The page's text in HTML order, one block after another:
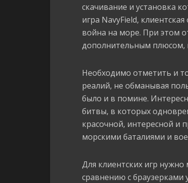
скачивание и установка
игра NavyField,
война на море. При этом
дополнительным плюсом,
Необходимо отметить и
реалий, не обманывая
было и в помине.
битвы, в которых
красочной, интересной и
морскими баталиями и
Для клиентских игр
сравнению с